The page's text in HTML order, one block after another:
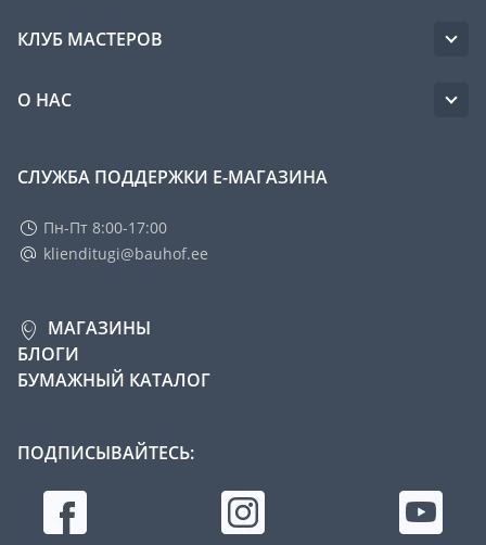
КЛУБ МАСТЕРОВ
О НАС
СЛУЖБА ПОДДЕРЖКИ Е-МАГАЗИНА
Пн-Пт 8:00-17:00
klienditugi@bauhof.ee
МАГАЗИНЫ
БЛОГИ
БУМАЖНЫЙ КАТАЛОГ
ПОДПИСЫВАЙТЕСЬ: